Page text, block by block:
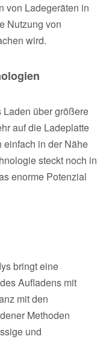
von Ladegeräten in
Nutzung von
wird.
über größere
auf die Ladeplatte
einfach in der Nähe
steckt noch in
enorme Potenzial
bringt eine
Aufladens mit
mit den
Methoden
und